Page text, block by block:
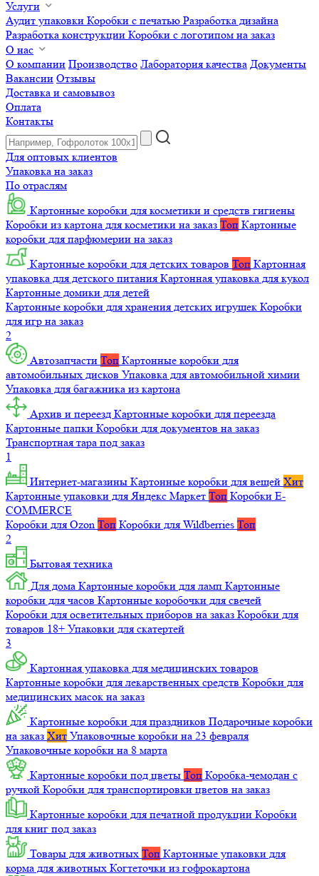
Услуги
Аудит упаковки Коробки с печатью Разработка дизайна
Разработка конструкции Коробки с логотипом на заказ
О нас
О компании Производство Лаборатория качества Документы
Вакансии Отзывы
Доставка и самовывоз
Оплата
Контакты
Для оптовых клиентов
Упаковка на заказ
По отраслям
Картонные коробки для косметики и средств гигиены
Коробки из картона для косметики на заказ Топ Картонные
коробки для парфюмерии на заказ
Картонные коробки для детских товаров Топ Картонная
упаковка для детского питания Картонная упаковка для кукол
Картонные домики для детей
Картонные коробки для хранения детских игрушек Коробки
для игр на заказ
2
Автозапчасти Топ Картонные коробки для
автомобильных дисков Упаковка для автомобильной химии
Упаковка для багажника из картона
Архив и переезд Картонные коробки для переезда
Картонные папки Коробки для документов на заказ
Транспортная тара под заказ
1
Интернет-магазины Картонные коробки для вещей Хит
Картонные упаковки для Яндекс Маркет Топ Коробки E-
COMMERCE
Коробки для Ozon Топ Коробки для Wildberries Топ
2
Бытовая техника
Для дома Картонные коробки для ламп Картонные
коробки для часов Картонные коробочки для свечей
Коробки для осветительных приборов на заказ Коробки для
товаров 18+ Упаковки для скатертей
3
Картонная упаковка для медицинских товаров
Картонные коробки для лекарственных средств Коробки для
медицинских масок на заказ
Картонные коробки для праздников Подарочные коробки
на заказ Хит Упаковочные коробки на 23 февраля
Упаковочные коробки на 8 марта
Картонные коробки под цветы Топ Коробка-чемодан с
ручкой Коробки для транспортировки цветов на заказ
Картонные коробки для печатной продукции Коробки
для книг под заказ
Товары для животных Топ Картонные упаковки для
корма для животных Когтеточки из гофрокартона